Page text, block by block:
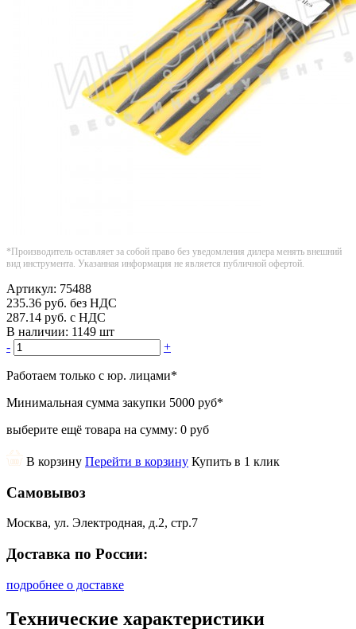
*Производитель оставляет за собой право без уведомления дилера менять внешний
вид инструмента. Указанная информация не является публичной офертой.
Артикул: 75488
235.36 руб. без НДС
287.14 руб. с НДС
В наличии: 1149 шт
-
+
Работаем только с юр. лицами*
Минимальная сумма закупки 5000 руб*
выберите ещё товара на сумму: 0 руб
В корзину Перейти в корзину Купить в 1 клик
Самовывоз
Москва, ул. Электродная, д.2, стр.7
Доставка по России:
подробнее о доставке
Технические характеристики